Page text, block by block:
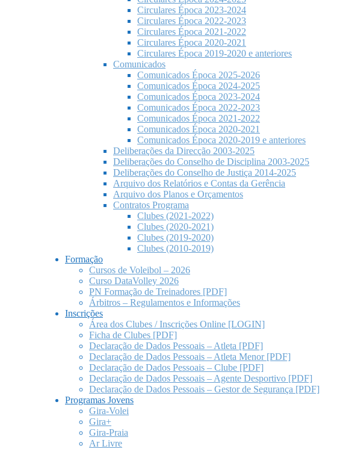
Circulares Época 2023-2024
Circulares Época 2022-2023
Circulares Época 2021-2022
Circulares Época 2020-2021
Circulares Época 2019-2020 e anteriores
Comunicados
Comunicados Época 2025-2026
Comunicados Época 2024-2025
Comunicados Época 2023-2024
Comunicados Época 2022-2023
Comunicados Época 2021-2022
Comunicados Época 2020-2021
Comunicados Época 2020-2019 e anteriores
Deliberações da Direcção 2003-2025
Deliberações do Conselho de Disciplina 2003-2025
Deliberações do Conselho de Justiça 2014-2025
Arquivo dos Relatórios e Contas da Gerência
Arquivo dos Planos e Orçamentos
Contratos Programa
Clubes (2021-2022)
Clubes (2020-2021)
Clubes (2019-2020)
Clubes (2010-2019)
Formação
Cursos de Voleibol – 2026
Curso DataVolley 2026
PN Formação de Treinadores [PDF]
Árbitros – Regulamentos e Informações
Inscrições
Área dos Clubes / Inscrições Online [LOGIN]
Ficha de Clubes [PDF]
Declaração de Dados Pessoais – Atleta [PDF]
Declaração de Dados Pessoais – Atleta Menor [PDF]
Declaração de Dados Pessoais – Clube [PDF]
Declaração de Dados Pessoais – Agente Desportivo [PDF]
Declaração de Dados Pessoais – Gestor de Segurança [PDF]
Programas Jovens
Gira-Volei
Gira+
Gira-Praia
Ar Livre